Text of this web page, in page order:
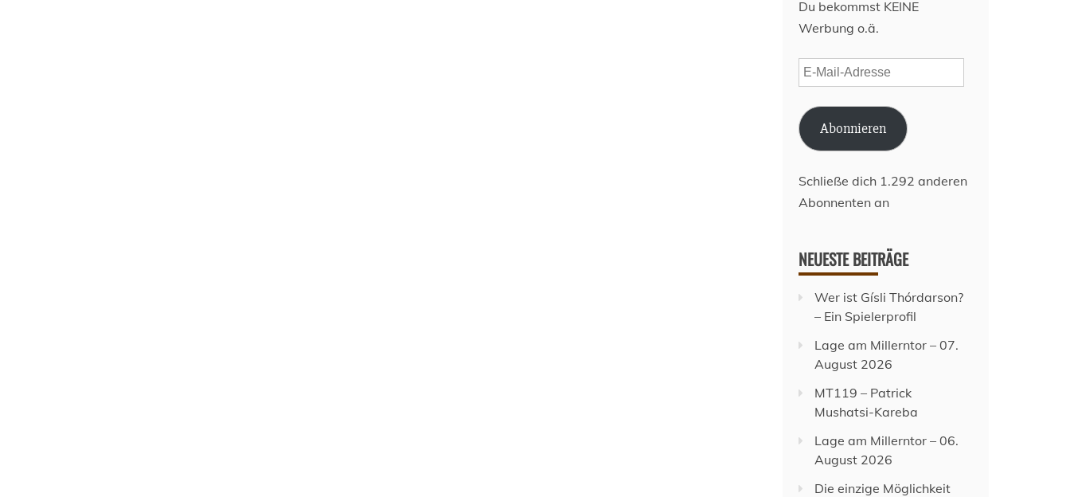
Du bekommst KEINE
Werbung o.ä.
E-
Mail-
Adresse
Abonnieren
Schließe dich 1.292 anderen
Abonnenten an
NEUESTE BEITRÄGE
Wer ist Gísli Thórdarson?
– Ein Spielerprofil
Lage am Millerntor – 07.
August 2026
MT119 – Patrick
Mushatsi-Kareba
Lage am Millerntor – 06.
August 2026
Die einzige Möglichkeit